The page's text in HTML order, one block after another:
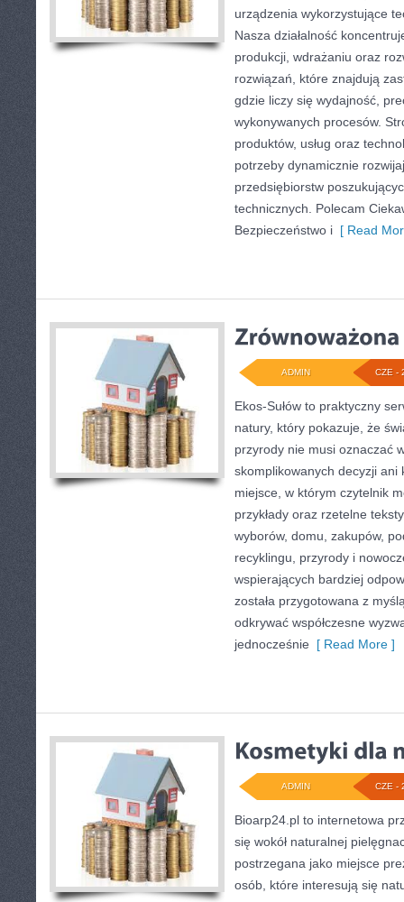
urządzenia wykorzystujące
Nasza działalność
produkcji, wdrażaniu oraz
rozwiązań, które znajdują
gdzie liczy się wydajność,
wykonywanych procesów.
produktów, usług oraz
potrzeby dynamicznie
przedsiębiorstw
technicznych. Polecam
Bezpieczeństwo i [ Read
CZE -
ADMIN
Ekos-Sułów to praktyczny
natury, który pokazuje, że
przyrody nie musi oznaczać
skomplikowanych decyzji ani
miejsce, w którym czytelnik
przykłady oraz rzetelne
wyborów, domu, zakupów,
recyklingu, przyrody i
wspierających bardziej
została przygotowana z
odkrywać współczesne
jednocześnie [ Read More ]
CZE -
ADMIN
Bioarp24.pl to internetowa
się wokół naturalnej
postrzegana jako miejsce
osób, które interesują się